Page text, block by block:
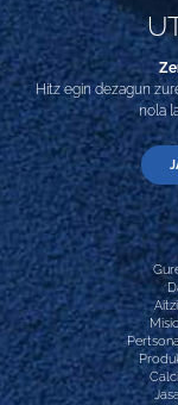
Hitz egin dezagun
nola